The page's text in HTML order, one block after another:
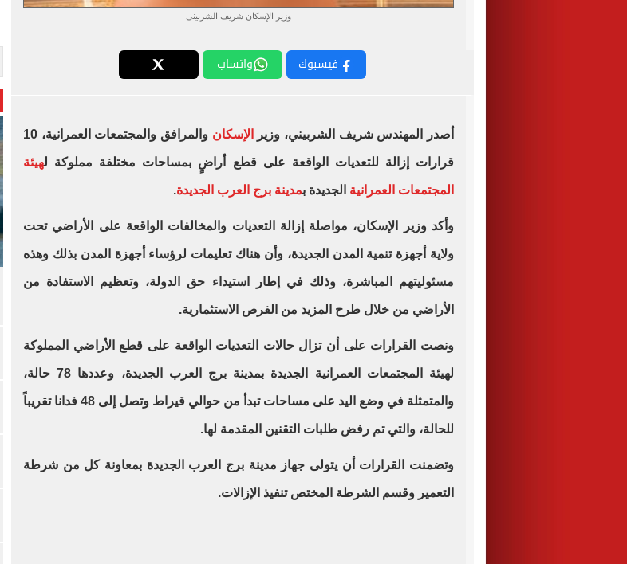
وزير الإسكان شريف الشربينى
فيسبوك واتساب
أصدر المهندس شريف الشربيني، وزير الإسكان والمرافق والمجتمعات العمرانية، 10
قرارات إزالة للتعديات الواقعة على قطع أراضٍ بمساحات مختلفة مملوكة لهيئة
المجتمعات العمرانية الجديدة بمدينة برج العرب الجديدة.
وأكد وزير الإسكان، مواصلة إزالة التعديات والمخالفات الواقعة على الأراضي تحت
ولاية أجهزة تنمية المدن الجديدة، وأن هناك تعليمات لرؤساء أجهزة المدن بذلك وهذه
مسئوليتهم المباشرة، وذلك في إطار استيداء حق الدولة، وتعظيم الاستفادة من
الأراضي من خلال طرح المزيد من الفرص الاستثمارية.
ونصت القرارات على أن تزال حالات التعديات الواقعة على قطع الأراضي المملوكة
لهيئة المجتمعات العمرانية الجديدة بمدينة برج العرب الجديدة، وعددها 78 حالة،
والمتمثلة في وضع اليد على مساحات تبدأ من حوالي قيراط وتصل إلى 48 فدانا تقريباً
للحالة، والتي تم رفض طلبات التقنين المقدمة لها.
وتضمنت القرارات أن يتولى جهاز مدينة برج العرب الجديدة بمعاونة كل من شرطة
التعمير وقسم الشرطة المختص تنفيذ الإزالات.